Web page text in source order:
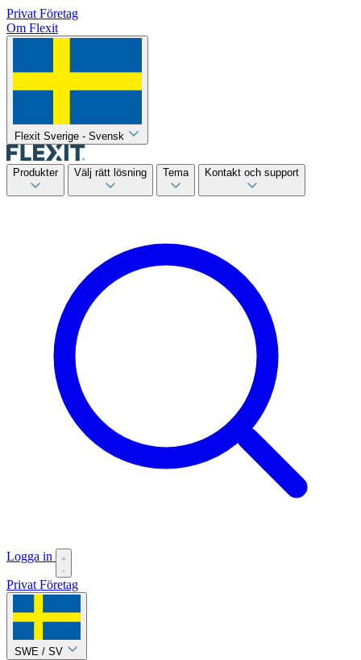
Privat Företag
Om Flexit
Flexit Sverige - Svensk
Produkter Välj rätt lösning Tema Kontakt och support
Logga in
Privat Företag
SWE / SV